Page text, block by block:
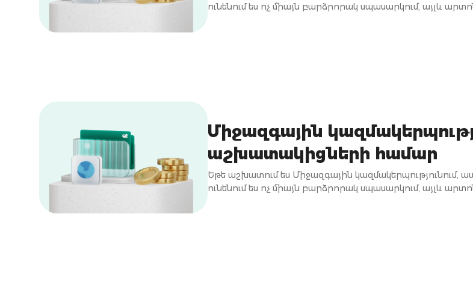
ունենում ես ոչ միայն բարձրորակ սպասարկում, այլև
Միջազգային
աշխատակիցների համար
Եթե աշխատում ես Միջազգային
ունենում ես ոչ միայն բարձրորակ սպասարկում, այլև